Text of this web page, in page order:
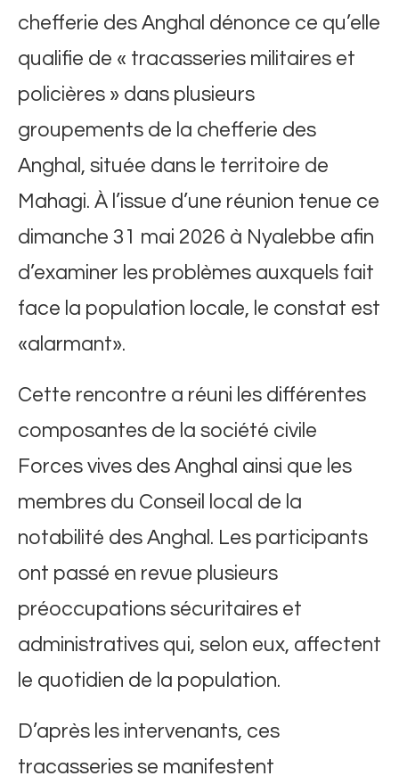
chefferie des Anghal dénonce ce qu’elle
qualifie de « tracasseries militaires et
policières » dans plusieurs
groupements de la chefferie des
Anghal, située dans le territoire de
Mahagi. À l’issue d’une réunion tenue ce
dimanche 31 mai 2026 à Nyalebbe afin
d’examiner les problèmes auxquels fait
face la population locale, le constat est
«alarmant».
​Cette rencontre a réuni les différentes
composantes de la société civile
Forces vives des Anghal ainsi que les
membres du Conseil local de la
notabilité des Anghal. Les participants
ont passé en revue plusieurs
préoccupations sécuritaires et
administratives qui, selon eux, affectent
le quotidien de la population.
​D’après les intervenants, ces
tracasseries se manifestent